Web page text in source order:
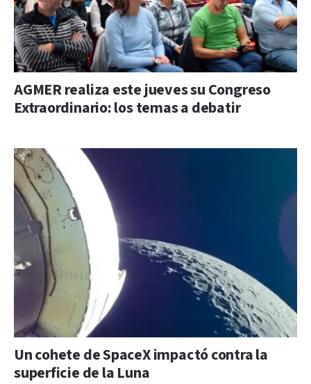
AGMER realiza este jueves su Congreso
Extraordinario: los temas a debatir
Un cohete de SpaceX impactó contra la
superficie de la Luna